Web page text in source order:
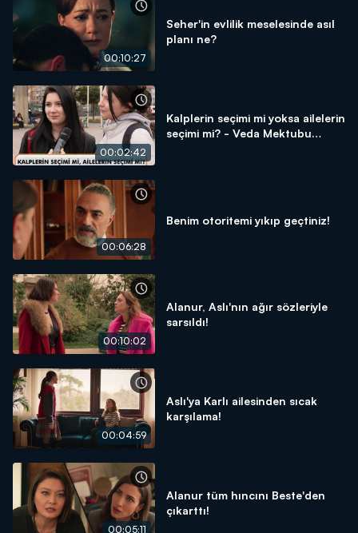
00:10:27
Seher'in evlilik meselesinde asıl
planı ne?
00:02:42
Kalplerin seçimi mi yoksa ailelerin
seçimi mi? - Veda Mektubu
00:06:28
Benim otoritemi yıkıp geçtiniz!
00:10:02
Alanur, Aslı'nın ağır sözleriyle
sarsıldı!
00:04:59
Aslı'ya Karlı ailesinden sıcak
karşılama!
00:05:11
Alanur tüm hıncını Beste'den
çıkarttı!